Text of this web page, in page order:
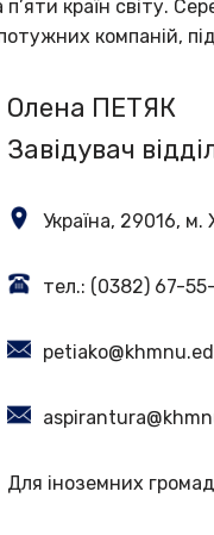
країн світу.
компаній,
Олена ПЕТЯК
Завідувач
Україна, 29016, м.
тел.: (0382) 67-
Для іноземних